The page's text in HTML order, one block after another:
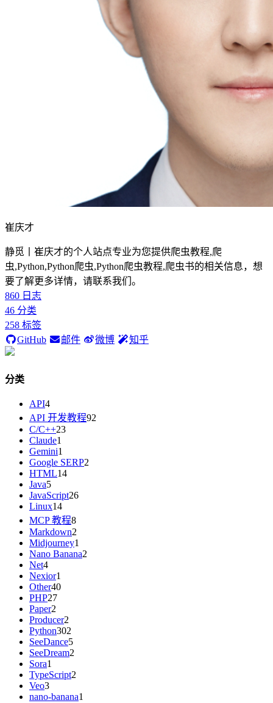
崔庆才
静觅丨崔庆才的个人站点专业为您提供爬虫教程,爬
虫,Python,Python爬虫,Python爬虫教程,爬虫书的相关信息，想
要了解更多详情，请联系我们。
860 日志
46 分类
258 标签
GitHub
邮件 微博 知乎
分类
API4
API 开发教程92
C/C++23
Claude1
Gemini1
Google SERP2
HTML14
Java5
JavaScript26
Linux14
MCP 教程8
Markdown2
Midjourney1
Nano Banana2
Net4
Nexior1
Other40
PHP27
Paper2
Producer2
Python302
SeeDance5
SeeDream2
Sora1
TypeScript2
Veo3
nano-banana1